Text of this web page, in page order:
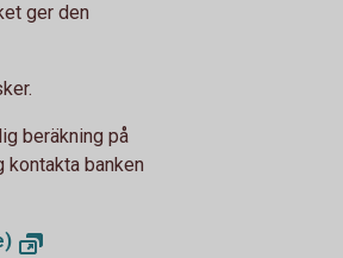
ger den
beräkning på
kontakta banken